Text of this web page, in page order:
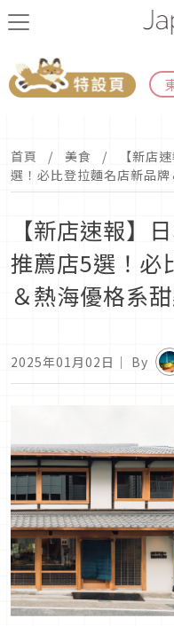
首頁 美食
【新店
選！必比登拉麵名店新品
【新店速報】
推薦店5選！必
＆熱海優格系
2025年01月02日 ｜ By